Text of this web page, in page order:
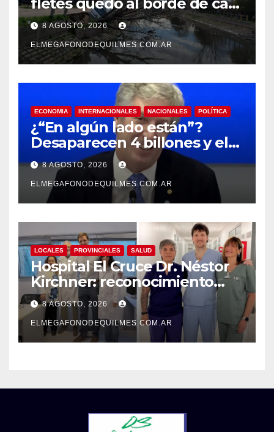
fletes quedó al borde de caer
al arroyo Las Piedras
8 AGOSTO, 2026
ELMEGAFONODEQUILMES.COM.AR
ECONOMIA INTERNACIONALES NACIONALES POLÍTICA
¿“En algún lado están”?
Desaparecen 4 billones y el
presidente del BCRA
responde con una risita
8 AGOSTO, 2026
ELMEGAFONODEQUILMES.COM.AR
LOCALES PROVINCIALES SALUD
Hospital El Cruce Dr. Néstor
Kirchner: reconocimiento
internacional a la calidad de
su atención
8 AGOSTO, 2026
ELMEGAFONODEQUILMES.COM.AR